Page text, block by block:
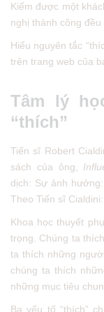
Kiếm được một
nghị thành công đều
Hiểu nguyên tắc
trên trang web của
Tâm lý
“thích”
Tiến sĩ Robert
sách của ông,
dịch: Sự ảnh
Theo Tiến sĩ Cialdini:
Khoa học thuyết
trọng. Chúng ta
ta thích những
chúng ta thích
những mục tiêu
Ba yếu tố “thích”